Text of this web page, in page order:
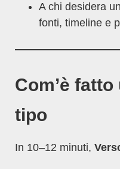
A chi desidera
fonti, timeline e
Com’è
tipo
In 10–12 minuti,